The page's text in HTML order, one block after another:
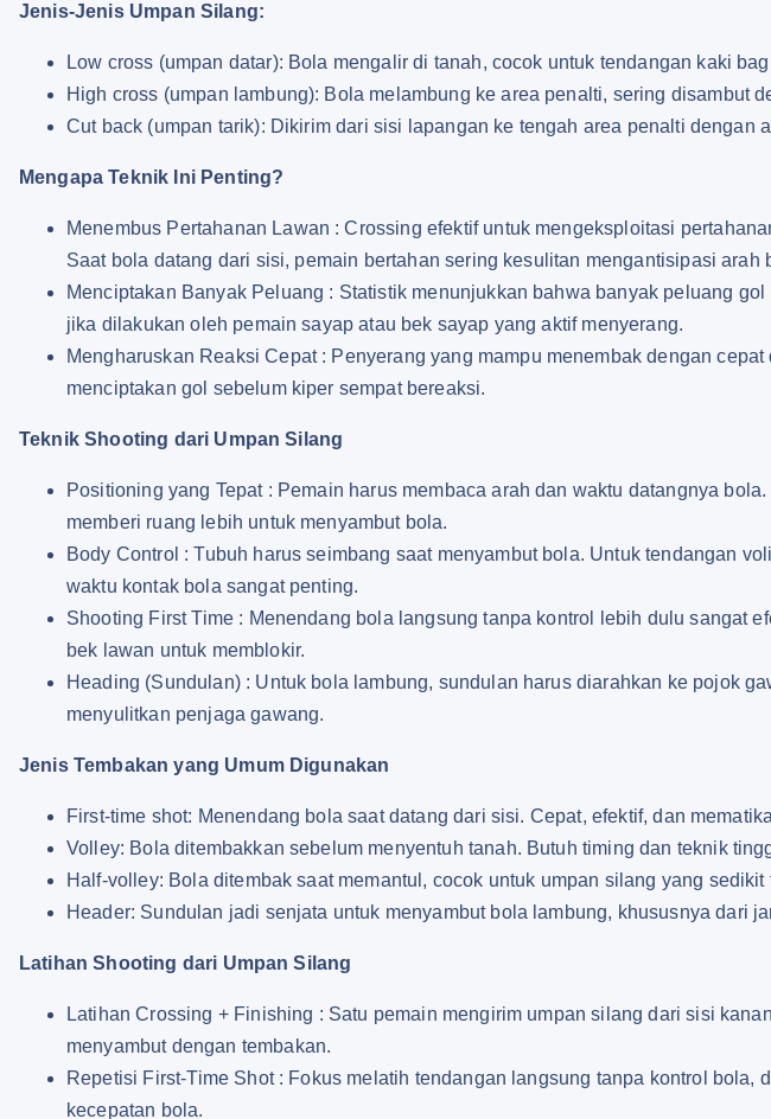
Jenis-Jenis Umpan Silang:
Low cross (umpan datar): Bola mengalir di tanah, cocok untuk tendangan kaki
High cross (umpan lambung): Bola melambung ke area penalti, sering disambut
Cut back (umpan tarik): Dikirim dari sisi lapangan ke tengah area penalti dengan
Mengapa Teknik Ini Penting?
Menembus Pertahanan Lawan : Crossing efektif untuk mengeksploitasi
Saat bola datang dari sisi, pemain bertahan sering kesulitan mengantisipasi arah
Menciptakan Banyak Peluang : Statistik menunjukkan bahwa banyak peluang
jika dilakukan oleh pemain sayap atau bek sayap yang aktif menyerang.
Mengharuskan Reaksi Cepat : Penyerang yang mampu menembak dengan
menciptakan gol sebelum kiper sempat bereaksi.
Teknik Shooting dari Umpan Silang
Positioning yang Tepat : Pemain harus membaca arah dan waktu datangnya
memberi ruang lebih untuk menyambut bola.
Body Control : Tubuh harus seimbang saat menyambut bola. Untuk tendangan
waktu kontak bola sangat penting.
Shooting First Time : Menendang bola langsung tanpa kontrol lebih dulu sangat
bek lawan untuk memblokir.
Heading (Sundulan) : Untuk bola lambung, sundulan harus diarahkan ke pojok
menyulitkan penjaga gawang.
Jenis Tembakan yang Umum Digunakan
First-time shot: Menendang bola saat datang dari sisi. Cepat, efektif, dan
Volley: Bola ditembakkan sebelum menyentuh tanah. Butuh timing dan teknik
Half-volley: Bola ditembak saat memantul, cocok untuk umpan silang yang sedikit
Header: Sundulan jadi senjata untuk menyambut bola lambung, khususnya dari
Latihan Shooting dari Umpan Silang
Latihan Crossing + Finishing : Satu pemain mengirim umpan silang dari sisi
menyambut dengan tembakan.
Repetisi First-Time Shot : Fokus melatih tendangan langsung tanpa kontrol bola,
kecepatan bola.